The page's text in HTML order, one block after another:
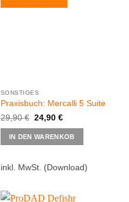
SONSTIGES
Praxisbuch: Mercalli 5 Suite
29,90€ Ursprünglicher
war:
29,90 €
24,90 €Aktueller
ist:
24,90 €.
IN DEN WARENKOB
inkl. MwSt. (Download)